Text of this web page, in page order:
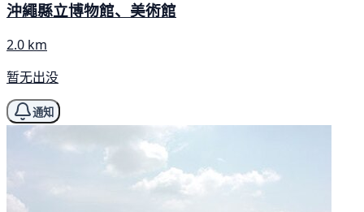
沖繩縣立博物館、美術館
2.0 km
暂无出没
通知